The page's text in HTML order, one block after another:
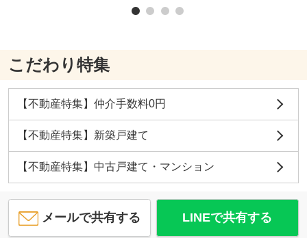
こだわり特集
【不動産特集】仲介手数料0円
【不動産特集】新築戸建て
【不動産特集】中古戸建て・マンション
メールで共有する LINEで共有する